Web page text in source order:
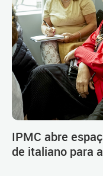
IPMC abre
de italiano para